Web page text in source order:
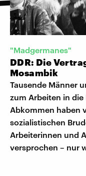
"Madgermanes"
DDR: Die
Mosambik
Tausende Männer
zum Arbeiten in die
Abkommen haben
sozialistischen
Arbeiterinnen und
versprochen – nur